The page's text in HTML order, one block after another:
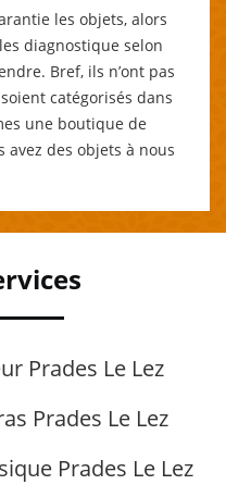
les objets, alors
diagnostique selon
Bref, ils n’ont pas
catégorisés dans
une boutique de
avez des objets à nous
Prades Le Lez
Prades Le Lez
Prades Le Lez